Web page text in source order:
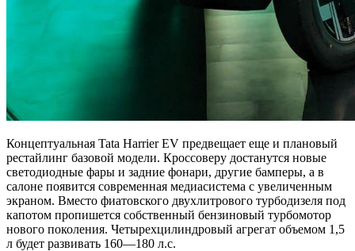
Концептуальная Tata Harrier EV предвещает еще и плановый
рестайлинг базовой модели. Кроссоверу достанутся новые
светодиодные фары и задние фонари, другие бамперы, а в
салоне появится современная медиасистема с увеличенным
экраном. Вместо фиатовского двухлитрового турбодизеля под
капотом пропишется собственный бензиновый турбомотор
нового поколения. Четырехцилиндровый агрегат объемом 1,5
л будет развивать 160—180 л.с.